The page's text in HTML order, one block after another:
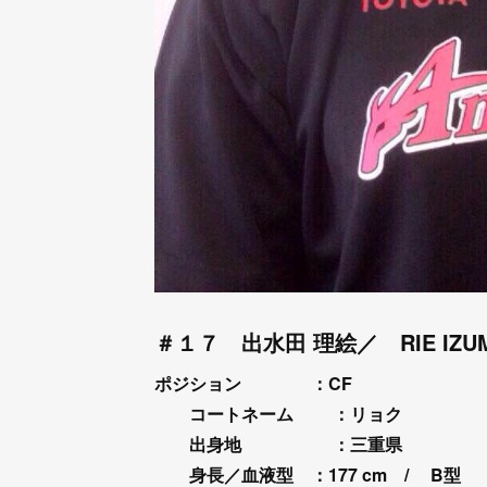
＃１７ 出水田 理絵／ RIE
ポジション ：CF
コートネーム ：リョク
出身地
：三重県
身長／血液型 ：177cm / B型